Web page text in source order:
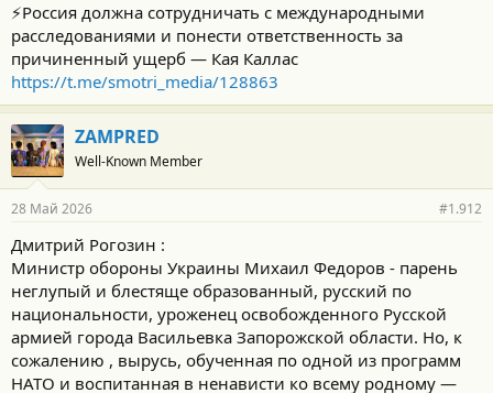
⚡️Россия должна сотрудничать с международными
расследованиями и понести ответственность за
причиненный ущерб — Кая Каллас
https://t.me/smotri_media/128863
ZAMPRED
Well-Known Member
28 Май 2026 #1.912
Дмитрий Рогозин :
Министр обороны Украины Михаил Федоров - парень
неглупый и блестяще образованный, русский по
национальности, уроженец освобожденного Русской
армией города Васильевка Запорожской области. Но, к
сожалению , вырусь, обученная по одной из программ
НАТО и воспитанная в ненависти ко всему родному —